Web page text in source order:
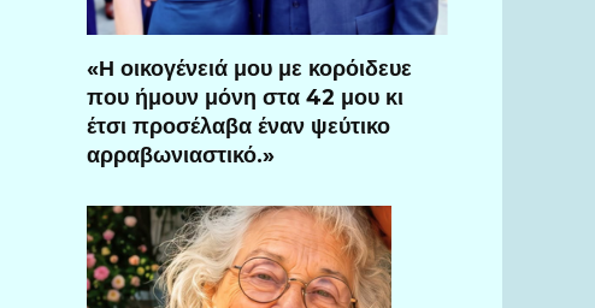
«Η οικογένειά μου με κορόιδευε
που ήμουν μόνη στα 42 μου κι
έτσι προσέλαβα έναν ψεύτικο
αρραβωνιαστικό.»